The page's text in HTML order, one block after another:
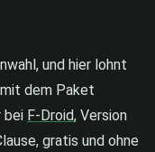
und hier lohnt
dem Paket
bei F-Droid, Version
gratis und ohne